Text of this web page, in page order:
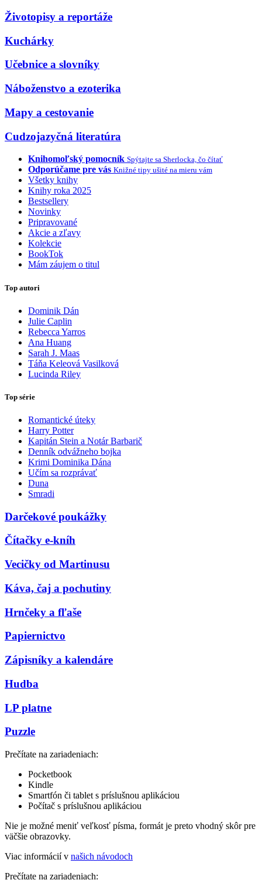
Životopisy a reportáže
Kuchárky
Učebnice a slovníky
Náboženstvo a ezoterika
Mapy a cestovanie
Cudzojazyčná literatúra
Knihomoľský pomocník Spýtajte sa Sherlocka, čo čítať
Odporúčame pre vás Knižné tipy ušité na mieru vám
Všetky knihy
Knihy roka 2025
Bestsellery
Novinky
Pripravované
Akcie a zľavy
Kolekcie
BookTok
Mám záujem o titul
Top autori
Dominik Dán
Julie Caplin
Rebecca Yarros
Ana Huang
Sarah J. Maas
Táňa Keleová Vasilková
Lucinda Riley
Top série
Romantické úteky
Harry Potter
Kapitán Stein a Notár Barbarič
Denník odvážneho bojka
Krimi Dominika Dána
Učím sa rozprávať
Duna
Smradi
Darčekové poukážky
Čítačky e-kníh
Vecičky od Martinusu
Káva, čaj a pochutiny
Hrnčeky a fľaše
Papiernictvo
Zápisníky a kalendáre
Hudba
LP platne
Puzzle
Prečítate na zariadeniach:
Pocketbook
Kindle
Smartfón či tablet s príslušnou aplikáciou
Počítač s príslušnou aplikáciou
Nie je možné meniť veľkosť písma, formát je preto vhodný skôr pre
väčšie obrazovky.
Viac informácií v našich návodoch
Prečítate na zariadeniach: